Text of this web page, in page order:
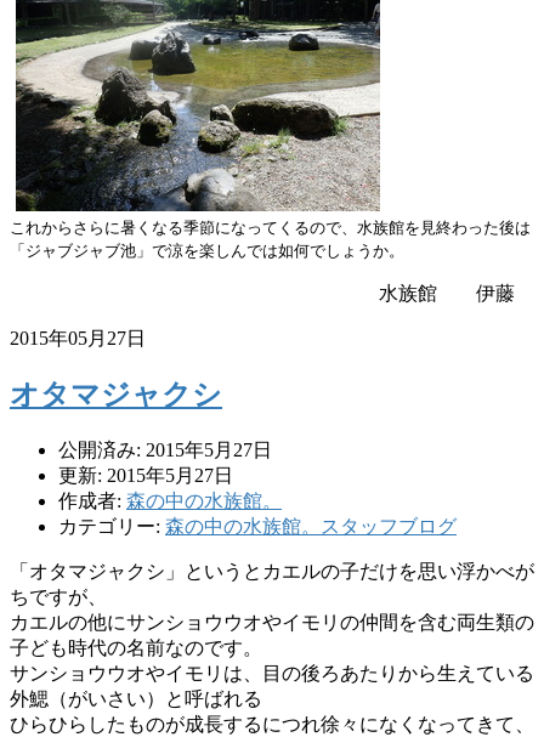
これからさらに暑くなる季節になってくるので、 水族館を見終わった後は
「ジャブジャブ池」 で涼を楽しんでは如何でしょうか。
水族館 伊藤
2015年05月27日
オタマジャクシ
公開済み: 2015年5月27日
更新: 2015年5月27日
作成者: 森の中の水族館。
カテゴリー: 森の中の水族館。スタッフブログ
「オタマジャクシ」
というとカエルの子だけを思い浮かべが
ちですが、
カエルの他にサンショウウオやイモリの仲間を含む両生類の
子ども時代の名前なのです。
サンショウウオやイモリは、目の後ろあたりから生えている
外鰓（がいさい）
と呼ばれる
ひらひらしたものが成長するにつれ徐々になくなってきて、